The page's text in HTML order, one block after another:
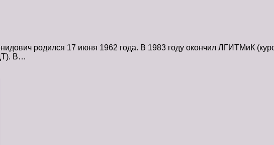
родился 17 июня 1962 года. В 1983 году окончил ЛГИТМиК
В…